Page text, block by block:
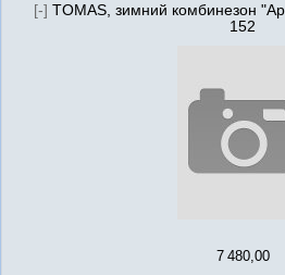
[-] TOMAS, зимний комбинезон
152
7 480,00